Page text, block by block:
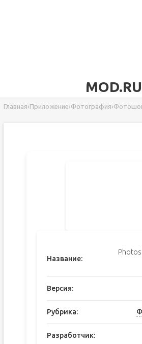
MOD.RU
Главная›Приложение›Фотография›
Название:
Версия:
Рубрика:
Разработчик: